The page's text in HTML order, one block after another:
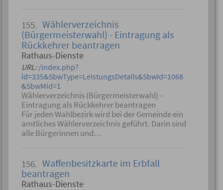
155. Wählerverzeichnis
(Bürgermeisterwahl) - Eintragung als
Rückkehrer beantragen
Rathaus-Dienste
URL: /index.php?
id=335&SbwType=LeistungsDetails&SbwId=1068
&SbwMid=1
Wählerverzeichnis (Bürgermeisterwahl) -
Eintragung als Rückkehrer beantragen
Für jeden Wahlbezirk wird bei der Gemeinde ein
amtliches Wählerverzeichnis geführt. Darin sind
alle Bürgerinnen und…
156. Waffenbesitzkarte im Erbfall
beantragen
Rathaus-Dienste